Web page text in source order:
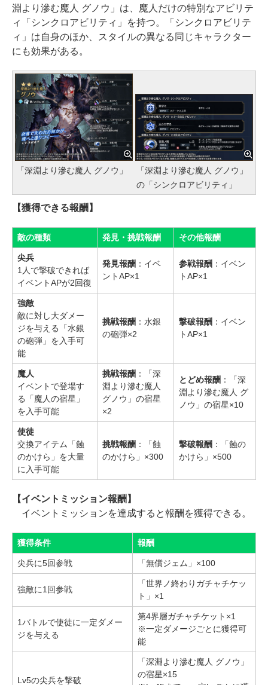
淵より滲む魔人 グノウ」は、魔人だけの特別なアビリテ
ィ「シンクロアビリティ」を持つ。「シンクロアビリテ
ィ」は自身のほか、スタイルの異なる同じキャラクター
にも効果がある。
「深淵より滲む魔人 グノウ」
「深淵より滲む魔人 グノウ」
の「シンクロアビリティ」
【獲得できる報酬】
敵の種類 発見・挑戦報酬 その他報酬
尖兵
1人で撃破できれば
イベントAPが2回復
発見報酬 ：イベ
ントAP×1
参戦報酬 ：イベン
トAP×1
強敵
敵に対し大ダメー
ジを与える「水銀
の砲弾」を入手可
能
挑戦報酬 ：水銀
の砲弾×2
撃破報酬 ：イベン
トAP×1
魔人
イベントで登場す
る「魔人の宿星」
を入手可能
挑戦報酬 ：「深
淵より滲む魔人
グノウ」の宿星
×2
とどめ報酬 ：「深
淵より滲む魔人 グ
ノウ」の宿星×10
使徒
交換アイテム「蝕
のかけら」を大量
に入手可能
挑戦報酬 ：「蝕
のかけら」×300
撃破報酬 ：「蝕の
かけら」×500
【イベントミッション報酬】
イベントミッションを達成すると報酬を獲得できる。
獲得条件 報酬
尖兵に5回参戦 「無償ジェム」×100
強敵に1回参戦
「世界ノ終わりガチャチケッ
ト」×1
1バトルで使徒に一定ダメー
ジを与える
第4界層ガチャチケット×1
※一定ダメージごとに獲得可
能
Lv5の尖兵を撃破
「深淵より滲む魔人 グノウ」
の宿星×15